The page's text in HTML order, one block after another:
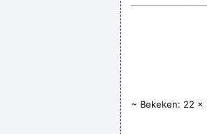
~ Bekeken: 22 × |